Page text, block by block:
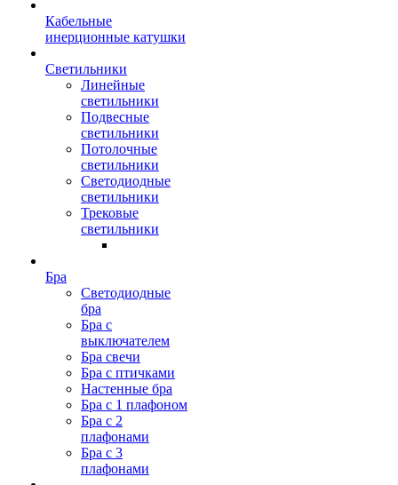
Кабельные
инерционные катушки
Светильники
Линейные
светильники
Подвесные
светильники
Потолочные
светильники
Светодиодные
светильники
Трековые
светильники
Бра
Светодиодные
бра
Бра с
выключателем
Бра свечи
Бра с птичками
Настенные бра
Бра с 1 плафоном
Бра с 2
плафонами
Бра с 3
плафонами